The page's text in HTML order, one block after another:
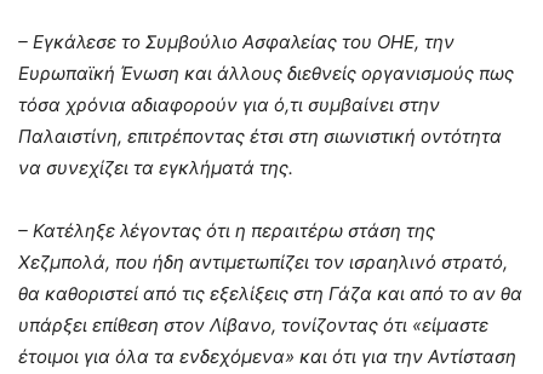
– Εγκάλεσε το Συμβούλιο Ασφαλείας του ΟΗΕ, την
Ευρωπαϊκή Ένωση και άλλους διεθνείς οργανισμούς πως
τόσα χρόνια αδιαφορούν για ό,τι συμβαίνει στην
Παλαιστίνη, επιτρέποντας έτσι στη σιωνιστική οντότητα
να συνεχίζει τα εγκλήματά της.
– Κατέληξε λέγοντας ότι η περαιτέρω στάση της
Χεζμπολά, που ήδη αντιμετωπίζει τον ισραηλινό στρατό,
θα καθοριστεί από τις εξελίξεις στη Γάζα και από το αν θα
υπάρξει επίθεση στον Λίβανο, τονίζοντας ότι «είμαστε
έτοιμοι για όλα τα ενδεχόμενα» και ότι για την Αντίσταση